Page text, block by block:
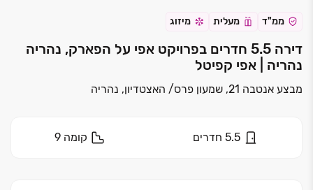
ממ"ד מעלית מיזוג
דירה 5.5 חדרים בפרויקט אפי על הפארק, נהריה
נהריה | אפי קפיטל
מבצע אנטבה 21, שמעון פרס/ האצטדיון, נהריה
5.5 חדרים קומה 9